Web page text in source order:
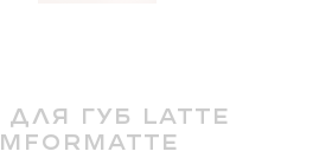
ГУБ LATTE